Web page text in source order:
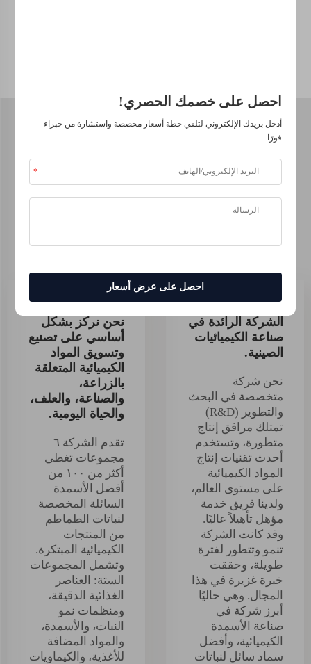
Why choose Shellight
أفضل سماد سائل
الشركة الرائدة في
صناعة الكيميائيات
الصينية.
نحن شركة
متخصصة في البحث
والتطوير (R&D)
تمتلك مرافق إنتاج
متطورة، وتستخدم
أحدث تقنيات إنتاج
المواد الكيميائية
على مستوى العالم،
ولدينا فريق خدمة
مؤهل تأهيلاً عاليًا.
وقد كانت الشركة
تنمو وتتطور لفترة
طويلة، وحققت
خبرة غزيرة في هذا
المجال. وهي حاليًا
أبرز شركة في
صناعة الأسمدة
الكيميائية، وأفضل
سماد سائل لنباتات
نحن نركز بشكل
أساسي على تصنيع
وتسويق المواد
الكيميائية المتعلقة
بالزراعة،
والصناعة، والعلف،
والحياة اليومية.
تقدم الشركة ٦
مجموعات تغطي
أكثر من ١٠٠ من
أفضل الأسمدة
السائلة المخصصة
لنباتات الطماطم
من المنتجات
الكيميائية المبتكرة.
وتشمل المجموعات
الستة: العناصر
الغذائية الدقيقة،
ومنظمات نمو
النبات، والأسمدة،
والمواد المضافة
للأغذية، والكيماويات
احصل على خصمك الحصري!
أدخل بريدك الإلكتروني لتلقي خطة أسعار مخصصة واستشارة من خبراء
فورًا.
احصل على عرض أسعار